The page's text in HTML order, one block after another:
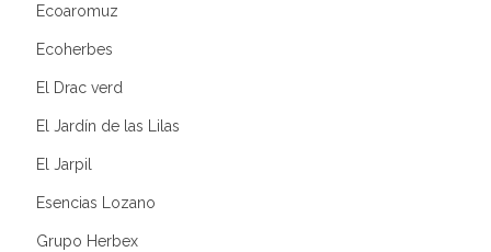
Ecoaromuz
Ecoherbes
El Drac verd
El Jardín de las Lilas
El Jarpil
Esencias Lozano
Grupo Herbex